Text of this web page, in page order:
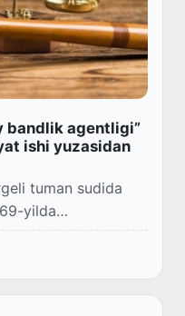
bandlik agentligi”
ishi yuzasidan
tuman sudida
yilda
millati –
fuqarosi,